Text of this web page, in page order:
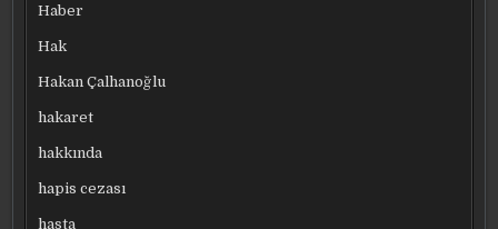
Haber
Hak
Hakan Çalhanoğlu
hakaret
hakkında
hapis cezası
hasta